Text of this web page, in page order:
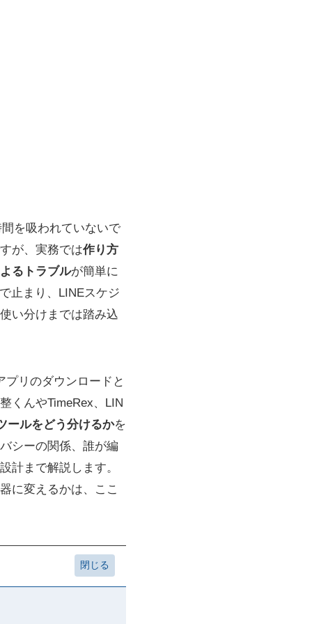
を吸われていないで
が、実務では作り方
るトラブルが簡単に
止まり、LINEスケジ
い分けまでは踏み込
リのダウンロードと
くんやTimeRex、LIN
ールをどう分けるかを
シーの関係、誰が編
計まで解説します。
に変えるかは、ここ